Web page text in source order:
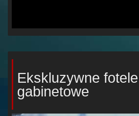
Ekskluzywne fotele
gabinetowe